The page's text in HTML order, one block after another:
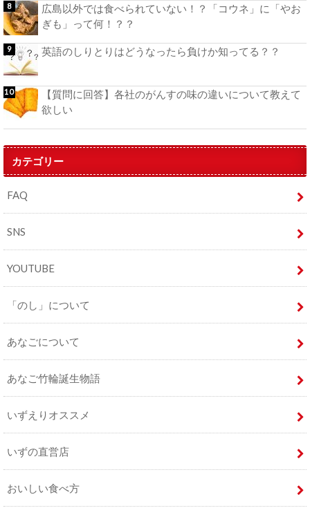
広島以外では食べられていない！？「コウネ」に「やお
ぎも」って何！？？
英語のしりとりはどうなったら負けか知ってる？？
【質問に回答】各社のがんすの味の違いについて教えて
欲しい
カテゴリー
FAQ
SNS
YOUTUBE
「のし」について
あなごについて
あなご竹輪誕生物語
いずえりオススメ
いずの直営店
おいしい食べ方